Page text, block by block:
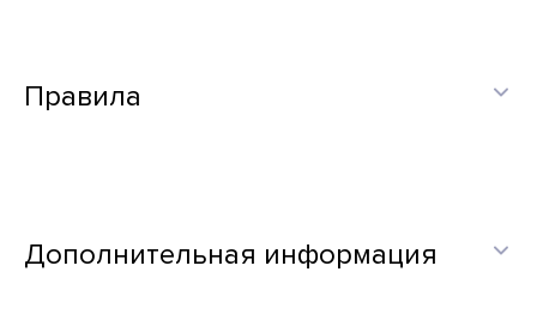
Правила
Дополнительная информация